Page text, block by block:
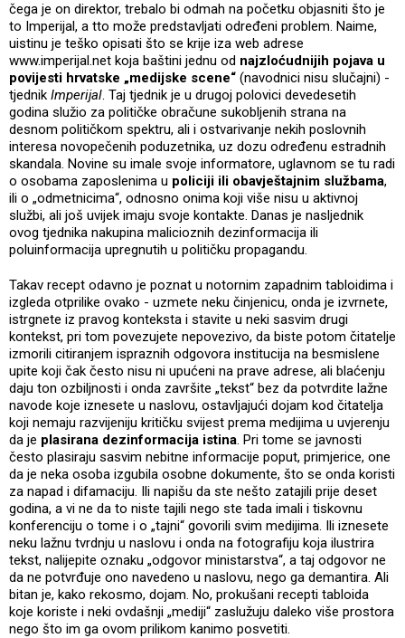
čega je on direktor, trebalo bi odmah na početku objasniti što je
to Imperijal, a tto može predstavljati određeni problem. Naime,
uistinu je teško opisati što se krije iza web adrese
www.imperijal.net koja baštini jednu od najzloćudnijih pojava u
povijesti hrvatske „medijske scene“ (navodnici nisu slučajni) -
tjednik Imperijal. Taj tjednik je u drugoj polovici devedesetih
godina služio za političke obračune sukobljenih strana na
desnom političkom spektru, ali i ostvarivanje nekih poslovnih
interesa novopečenih poduzetnika, uz dozu određenu estradnih
skandala. Novine su imale svoje informatore, uglavnom se tu radi
o osobama zaposlenima u policiji ili obavještajnim službama,
ili o „odmetnicima“, odnosno onima koji više nisu u aktivnoj
službi, ali još uvijek imaju svoje kontakte. Danas je nasljednik
ovog tjednika nakupina malicioznih dezinformacija ili
poluinformacija upregnutih u političku propagandu.
Takav recept odavno je poznat u notornim zapadnim tabloidima i
izgleda otprilike ovako - uzmete neku činjenicu, onda je izvrnete,
istrgnete iz pravog konteksta i stavite u neki sasvim drugi
kontekst, pri tom povezujete nepovezivo, da biste potom čitatelje
izmorili citiranjem ispraznih odgovora institucija na besmislene
upite koji čak često nisu ni upućeni na prave adrese, ali blaćenju
daju ton ozbiljnosti i onda završite „tekst“ bez da potvrdite lažne
navode koje iznesete u naslovu, ostavljajući dojam kod čitatelja
koji nemaju razvijeniju kritičku svijest prema medijima u uvjerenju
da je plasirana dezinformacija istina. Pri tome se javnosti
često plasiraju sasvim nebitne informacije poput, primjerice, one
da je neka osoba izgubila osobne dokumente, što se onda koristi
za napad i difamaciju. Ili napišu da ste nešto zatajili prije deset
godina, a vi ne da to niste tajili nego ste tada imali i tiskovnu
konferenciju o tome i o „tajni“ govorili svim medijima. Ili iznesete
neku lažnu tvrdnju u naslovu i onda na fotografiju koja ilustrira
tekst, nalijepite oznaku „odgovor ministarstva“, a taj odgovor ne
da ne potvrđuje ono navedeno u naslovu, nego ga demantira. Ali
bitan je, kako rekosmo, dojam. No, prokušani recepti tabloida
koje koriste i neki ovdašnji „mediji“ zaslužuju daleko više prostora
nego što im ga ovom prilikom kanimo posvetiti.